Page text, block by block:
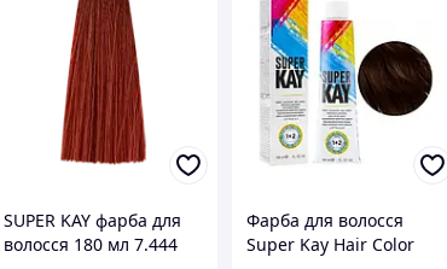
SUPER KAY фарба для
волосся 180 мл 7.444
Фарба для волосся
Super Kay Hair Color